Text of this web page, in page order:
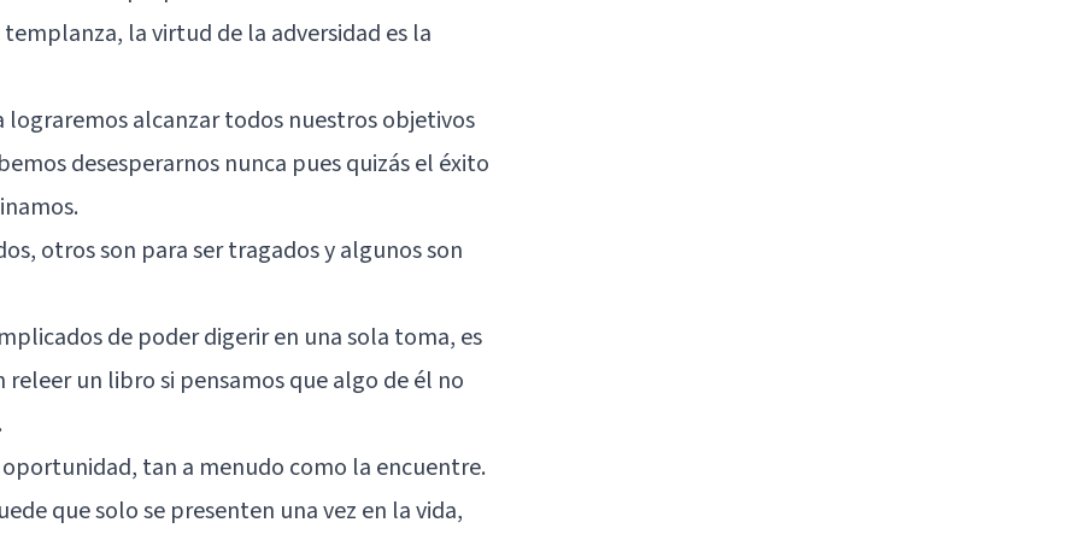
la virtud de la adversidad es la
lograremos alcanzar todos nuestros objetivos
desesperarnos nunca pues quizás el éxito
otros son para ser tragados y algunos son
de poder digerir en una sola toma, es
un libro si pensamos que algo de él no
tan a menudo como la encuentre.
que solo se presenten una vez en la vida,